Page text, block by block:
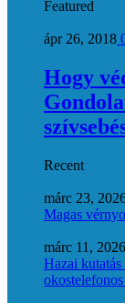
Featured
ápr 26, 2018
Hogy
Recent
márc 23,
Magas
márc 11, 2026
Hazai